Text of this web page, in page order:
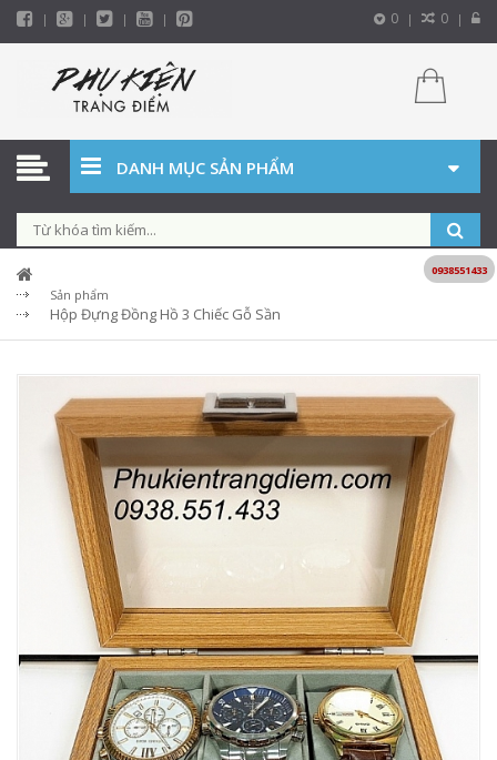
0 0
DANH MỤC SẢN PHẨM
Sản phẩm
Hộp Đựng Đồng Hồ 3 Chiếc Gỗ Sần
0938551433